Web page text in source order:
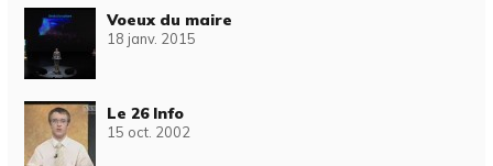
Voeux du maire
18 janv. 2015
Le 26 Info
15 oct. 2002